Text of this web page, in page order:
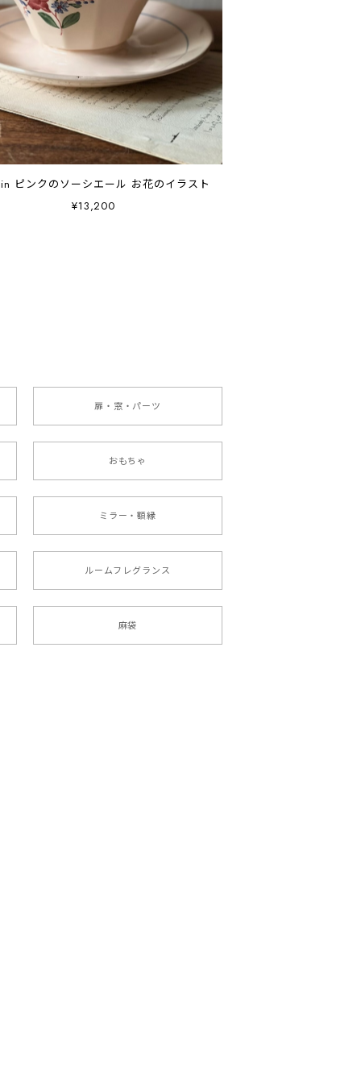
ピンクのソーシエール お花のイラスト
¥13,200
扉・窓・パーツ
おもちゃ
ミラー・額縁
ルームフレグランス
麻袋